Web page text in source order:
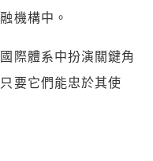
機構中。
際體系中扮演關鍵角
要它們能忠於其使